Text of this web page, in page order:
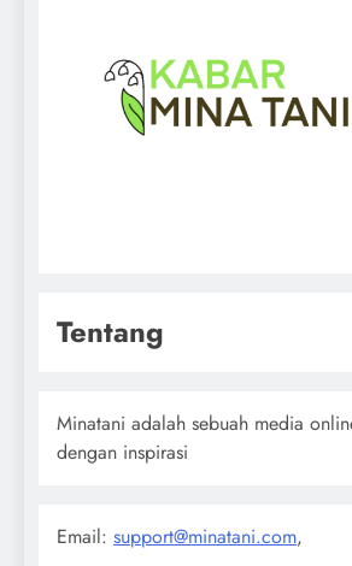
Tentang
Minatani adalah sebuah media
dengan inspirasi
Email: support@minatani.com,